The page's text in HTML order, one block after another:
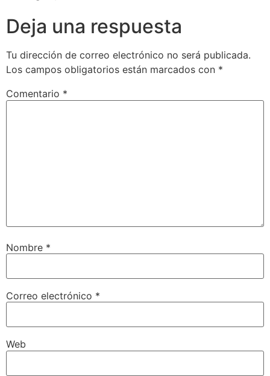
Deja una respuesta
Tu dirección de correo electrónico no será publicada.
Los campos obligatorios están marcados con *
Comentario *
Nombre *
Correo electrónico *
Web